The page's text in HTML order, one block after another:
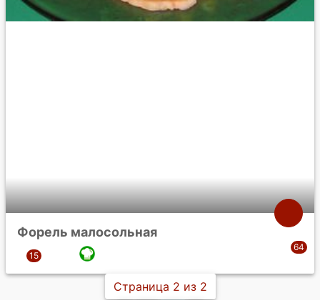
Форель малосольная
Страница 2 из 2